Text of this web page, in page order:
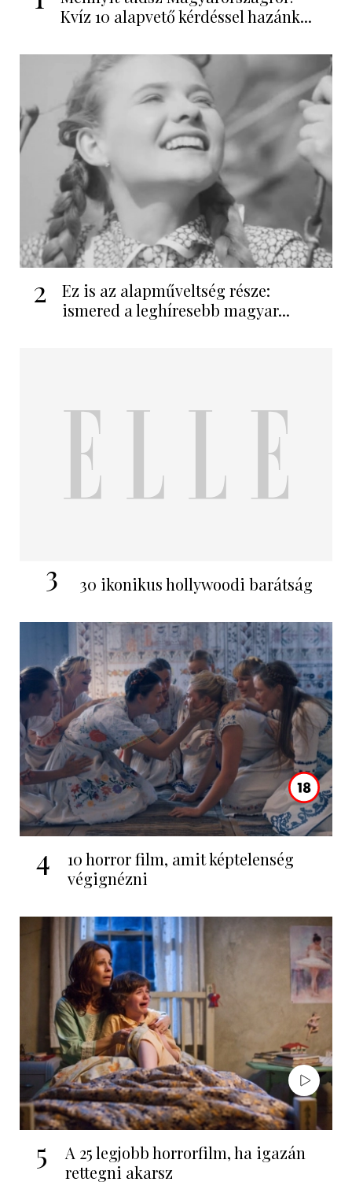
Kvíz 10 alapvető kérdéssel hazánk...
2
Ez is az alapműveltség része:
ismered a leghíresebb magyar...
3 30 ikonikus hollywoodi barátság
4
10 horror film, amit képtelenség
végignézni
5
A 25 legjobb horrorfilm, ha igazán
rettegni akarsz